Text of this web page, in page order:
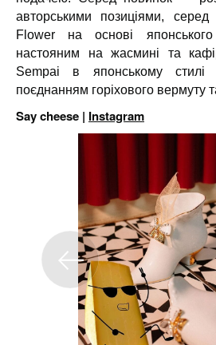
авторськими позиціями,
Flower на основі
настояним на жасмині та
Sempai в японському стилі
поєднанням горіхового вермуту
Say cheese | Instagram